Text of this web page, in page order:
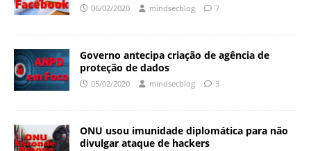
06/02/2020 mindsecblog 7
Governo antecipa criação de agência de
proteção de dados
05/02/2020 mindsecblog 3
ONU usou imunidade diplomática para não
divulgar ataque de hackers